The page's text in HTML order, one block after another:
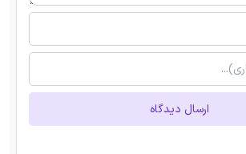
ارسال دیدگاه